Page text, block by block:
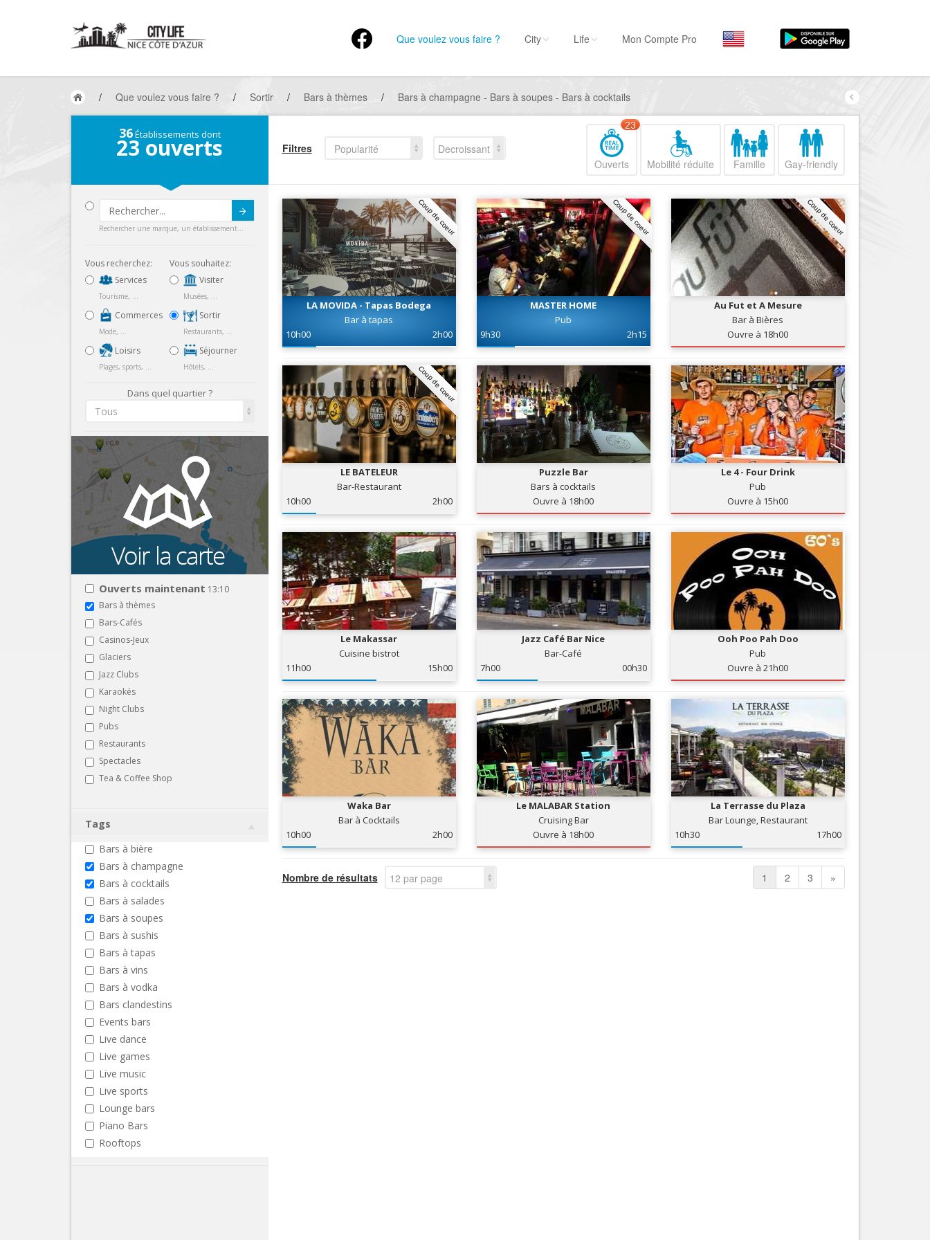
Que voulez vous faire ?
Hôtels, ...
Visiter
Sortir
Restaurants, ...
Commerces
Mode, ...
Loisirs
Plages, sports, ...
Services
Tourisme, ...
Par quartiers
Nice Promenade du
Nice le Port
Nice le Vieux Nice
Nice le Coeur de Ville
Nice les Collines Niçoises
Nice le petit Marais Niçois
Nice la plaine du Var
Nice Aéroport
City Life Mon Compte Pro
/ Que voulez vous faire ? / Sortir / Bars à thèmes / Bars à champagne - Bars à soupes - Bars à cocktails
36Établissements dont
23 ouverts
Rechercher une marque, un établissement...
Vous recherchez:
Services
Tourisme, ...
Commerces
Mode, ...
Loisirs
Plages, sports, ...
Vous souhaitez:
Visiter
Musées, ...
Sortir
Restaurants, ...
Séjourner
Hôtels, ...
Dans quel quartier ?
Tous
Ouverts maintenant 13:10
Bars à thèmes
Bars-Cafés
Casinos-Jeux
Glaciers
Jazz Clubs
Karaokés
Night Clubs
Pubs
Restaurants
Spectacles
Tea & Coffee Shop
Tags
Bars à bière
Bars à champagne
Bars à cocktails
Bars à salades
Bars à soupes
Bars à sushis
Bars à tapas
Bars à vins
Bars à vodka
Bars clandestins
Events bars
Live dance
Live games
Live music
Live sports
Lounge bars
Piano Bars
Rooftops
Filtres Popularité
Decroissant
Ouverts
23
Mobilité réduite Famille Gay-friendly
Coup de coeur
LA MOVIDA - Tapas Bodega
Bar à tapas
10h00
2h00
Coup de coeur
MASTER HOME
Pub
9h30
2h15
Coup de coeur
Au Fut et A Mesure
Bar à Bières
Ouvre à 18h00
Coup de coeur
LE BATELEUR
Bar-Restaurant
10h00
2h00
Puzzle Bar
Bars à cocktails
Ouvre à 18h00
Le 4 - Four Drink
Pub
Ouvre à 15h00
Le Makassar
Cuisine bistrot
11h00
15h00
Jazz Café Bar Nice
Bar-Café
7h00
00h30
Ooh Poo Pah Doo
Pub
Ouvre à 21h00
Waka Bar
Bar à Cocktails
10h00
2h00
Le MALABAR Station
Cruising Bar
Ouvre à 18h00
La Terrasse du Plaza
Bar Lounge, Restaurant
10h30
17h00
Nombre de résultats 12 par page 1 2 3 »